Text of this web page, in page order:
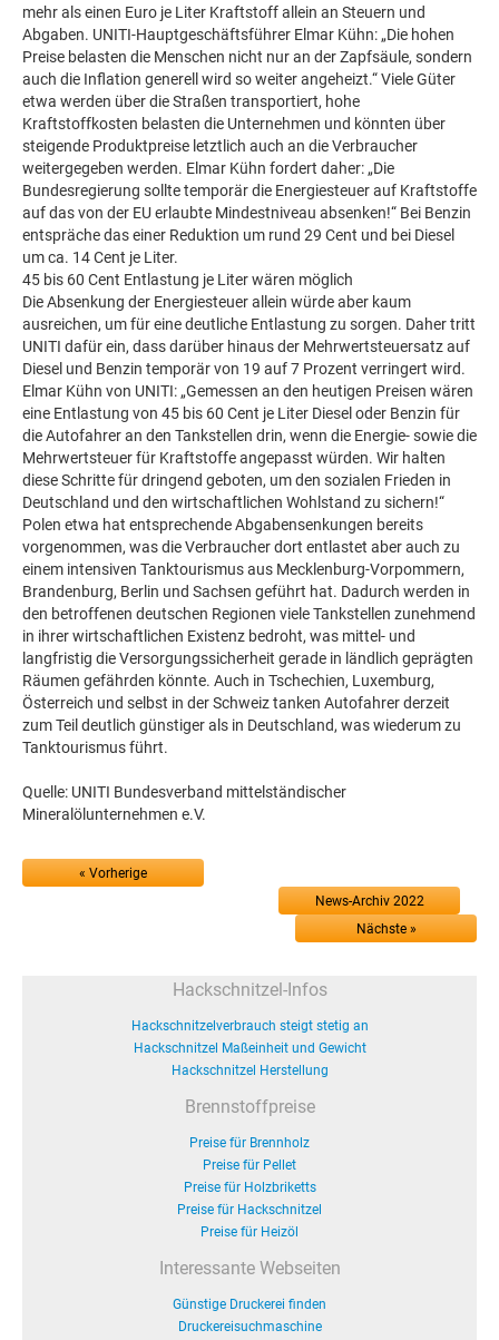
mehr als einen Euro je Liter Kraftstoff allein an Steuern und
Abgaben. UNITI-Hauptgeschäftsführer Elmar Kühn: „Die hohen
Preise belasten die Menschen nicht nur an der Zapfsäule, sondern
auch die Inflation generell wird so weiter angeheizt.“ Viele Güter
etwa werden über die Straßen transportiert, hohe
Kraftstoffkosten belasten die Unternehmen und könnten über
steigende Produktpreise letztlich auch an die Verbraucher
weitergegeben werden. Elmar Kühn fordert daher: „Die
Bundesregierung sollte temporär die Energiesteuer auf Kraftstoffe
auf das von der EU erlaubte Mindestniveau absenken!“ Bei Benzin
entspräche das einer Reduktion um rund 29 Cent und bei Diesel
um ca. 14 Cent je Liter.
45 bis 60 Cent Entlastung je Liter wären möglich
Die Absenkung der Energiesteuer allein würde aber kaum
ausreichen, um für eine deutliche Entlastung zu sorgen. Daher tritt
UNITI dafür ein, dass darüber hinaus der Mehrwertsteuersatz auf
Diesel und Benzin temporär von 19 auf 7 Prozent verringert wird.
Elmar Kühn von UNITI: „Gemessen an den heutigen Preisen wären
eine Entlastung von 45 bis 60 Cent je Liter Diesel oder Benzin für
die Autofahrer an den Tankstellen drin, wenn die Energie- sowie die
Mehrwertsteuer für Kraftstoffe angepasst würden. Wir halten
diese Schritte für dringend geboten, um den sozialen Frieden in
Deutschland und den wirtschaftlichen Wohlstand zu sichern!“
Polen etwa hat entsprechende Abgabensenkungen bereits
vorgenommen, was die Verbraucher dort entlastet aber auch zu
einem intensiven Tanktourismus aus Mecklenburg-Vorpommern,
Brandenburg, Berlin und Sachsen geführt hat. Dadurch werden in
den betroffenen deutschen Regionen viele Tankstellen zunehmend
in ihrer wirtschaftlichen Existenz bedroht, was mittel- und
langfristig die Versorgungssicherheit gerade in ländlich geprägten
Räumen gefährden könnte. Auch in Tschechien, Luxemburg,
Österreich und selbst in der Schweiz tanken Autofahrer derzeit
zum Teil deutlich günstiger als in Deutschland, was wiederum zu
Tanktourismus führt.
Quelle: UNITI Bundesverband mittelständischer
Mineralölunternehmen e.V.
« Vorherige
News-Archiv 2022
Nächste »
Hackschnitzel-Infos
Hackschnitzelverbrauch steigt stetig an
Hackschnitzel Maßeinheit und Gewicht
Hackschnitzel Herstellung
Brennstoffpreise
Preise für Brennholz
Preise für Pellet
Preise für Holzbriketts
Preise für Hackschnitzel
Preise für Heizöl
Interessante Webseiten
Günstige Druckerei finden
Druckereisuchmaschine